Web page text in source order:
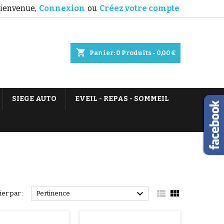
Connexion ou Créez votre compte
shopping_cart Panier: 0 Produits - 0,00 €
SIEGE AUTO EVEIL - REPAS - SOMMEIL
par : Pertinence   